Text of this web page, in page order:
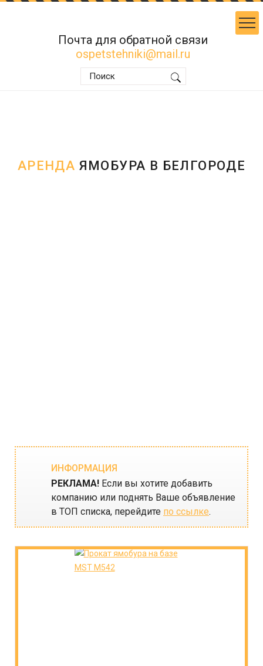
Почта для обратной связи
ospetstehniki@mail.ru
АРЕНДА ЯМОБУРА В БЕЛГОРОДЕ
ИНФОРМАЦИЯ
РЕКЛАМА! Если вы хотите добавить
компанию или поднять Ваше объявление
в ТОП списка, перейдите по ссылке.